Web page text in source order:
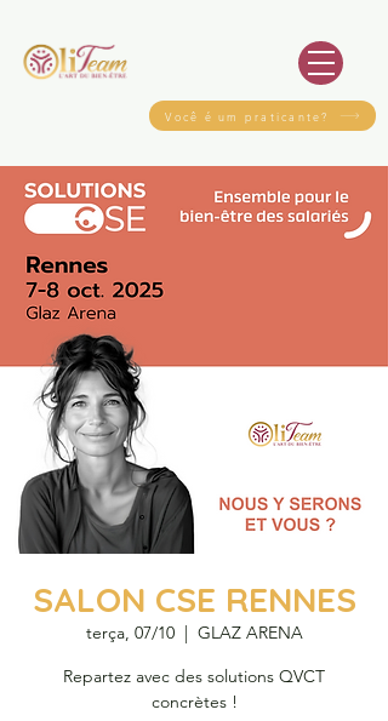
Você é um praticante?
SALON CSE RENNES
terça, 07/10
  |
GLAZ ARENA
Repartez avec des solutions QVCT
concrètes !